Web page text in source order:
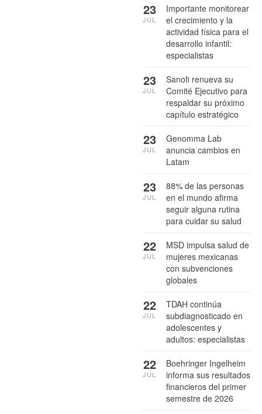
Importante monitorear
el crecimiento y la
actividad física para el
desarrollo infantil:
especialistas
23
JUL
Sanofi renueva su
Comité Ejecutivo para
respaldar su próximo
capítulo estratégico
23
JUL
Genomma Lab
anuncia cambios en
Latam
23
JUL
88% de las personas
en el mundo afirma
seguir alguna rutina
para cuidar su salud
23
JUL
MSD impulsa salud de
mujeres mexicanas
con subvenciones
globales
22
JUL
TDAH continúa
subdiagnosticado en
adolescentes y
adultos: especialistas
22
JUL
Boehringer Ingelheim
informa sus resultados
financieros del primer
semestre de 2026
22
JUL